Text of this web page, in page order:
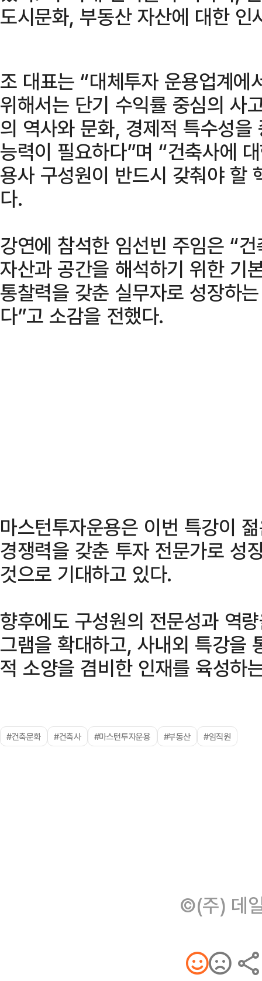
도시문화, 부동산 자산에 대한 인
조 대표는 “대체투자 운용업계에
위해서는 단기 수익률 중심의 사
의 역사와 문화, 경제적 특수성
능력이 필요하다”며 “건축사에
용사 구성원이 반드시 갖춰야 할
다.
강연에 참석한 임선빈 주임은 “
자산과 공간을 해석하기 위한 기
통찰력을 갖춘 실무자로 성장하
다”고 소감을 전했다.
마스턴투자운용은 이번 특강이
경쟁력을 갖춘 투자 전문가로 성
것으로 기대하고 있다.
향후에도 구성원의 전문성과 역
그램을 확대하고, 사내외 특강을
적 소양을 겸비한 인재를 육성하
#건축문화 #건축사 #마스턴투자운용 #부동산 #임직원
©(주) 데